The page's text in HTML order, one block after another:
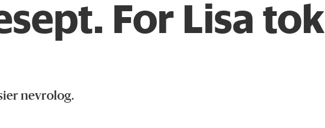
For Lisa tok
nevrolog.